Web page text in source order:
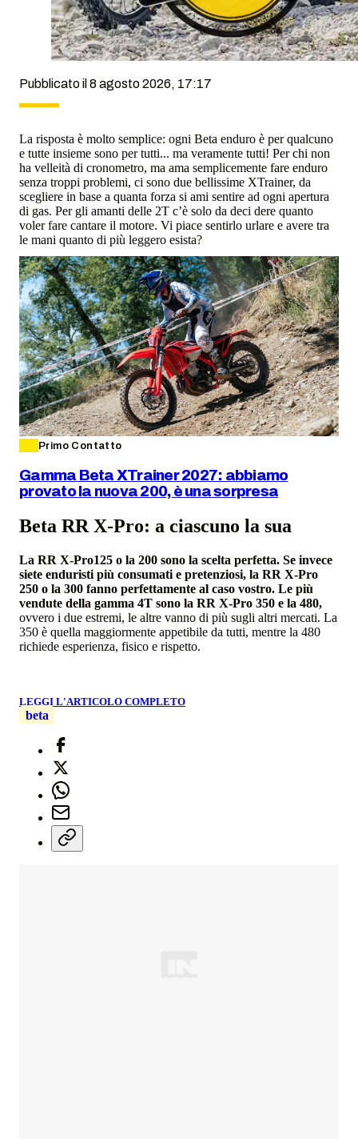
Pubblicato il 8 agosto 2026, 17:17
La risposta è molto semplice: ogni Beta enduro è per qualcuno
e tutte insieme sono per tutti... ma veramente tutti! Per chi non
ha velleità di cronometro, ma ama semplicemente fare enduro
senza troppi problemi, ci sono due bellissime XTrainer, da
scegliere in base a quanta forza si ami sentire ad ogni apertura
di gas. Per gli amanti delle 2T c’è solo da deci dere quanto
voler fare cantare il motore. Vi piace sentirlo urlare e avere tra
le mani quanto di più leggero esista?
Primo Contatto
Gamma Beta XTrainer 2027: abbiamo
provato la nuova 200, è una sorpresa
Beta RR X-Pro: a ciascuno la sua
La RR X-Pro125 o la 200 sono la scelta perfetta. Se invece
siete enduristi più consumati e pretenziosi, la RR X-Pro
250 o la 300 fanno perfettamente al caso vostro. Le più
vendute della gamma 4T sono la RR X-Pro 350 e la 480,
ovvero i due estremi, le altre vanno di più sugli altri mercati. La
350 è quella maggiormente appetibile da tutti, mentre la 480
richiede esperienza, fisico e rispetto.
LEGGI L'ARTICOLO COMPLETO
beta